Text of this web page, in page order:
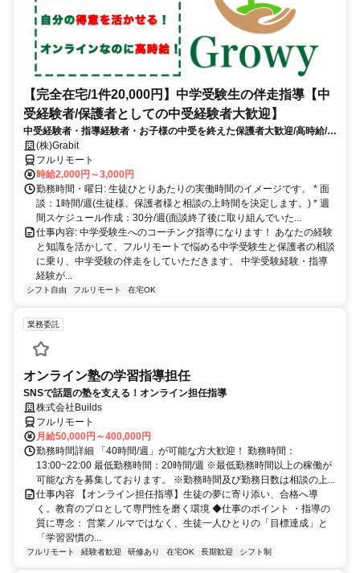
【完全在宅/1件20,000円】中学受験生の伴走指導【中
受経験者/保護者としての中受経験者大歓迎】
中受経験者・指導経験者・お子様の中受を終えた保護者大歓迎/高時給/週
1〜OK！/面接〜研修までオンライン完結
(株)Grabit
フルリモート
時給2,000円～3,000円
勤務時間・曜日: 生徒ひとりあたりの実働時間のイメージです。 * 面
談：1時間/週(生徒様、保護者様と相談の上時間を決定します。) * 週
間スケジュール作成：30分/週(面談終了後に取り組んでいた...
仕事内容: 中学受験生へのコーチング指導になります！ あなたの経験
と知識を活かして、フルリモートで悩める中学受験生と保護者の相談
に乗り、中学受験の伴走をしていただきます。 中学受験経験・指導
経験が...
シフト自由 フルリモート 在宅OK
業務委託
オンライン塾の学習指導担任
SNSで話題の塾を支える！オンライン担任指導
株式会社Builds
フルリモート
月給50,000円～400,000円
勤務時間詳細 「40時間/週」が可能な方大歓迎！ 勤務時間：
13:00~22:00 最低勤務時間：20時間/週 ※最低勤務時間以上の稼働が
可能な方を募集しております。 ※勤務時間及び勤務日数は相談の上...
仕事内容 【オンライン担任指導】生徒の夢に寄り添い、合格へ導
く。教育のプロとして専門性を磨く環境 ◆仕事のポイント ・指導の
質に専念： 営業ノルマではなく、生徒一人ひとりの「目標達成」と
「学習習慣の...
フルリモート 経験者歓迎 研修あり 在宅OK 長期歓迎 シフト制